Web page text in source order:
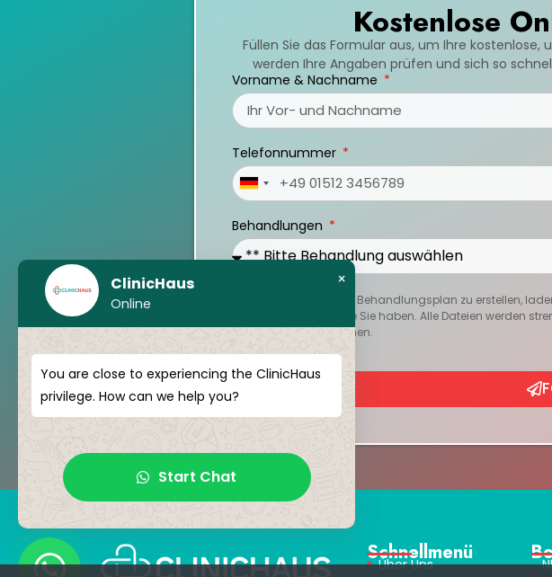
Kostenlose
Füllen Sie das Formular aus, um Ihre
werden Ihre Angaben prüfen und sich so
Vorname & Nachname
Telefonnummer
Germany
Behandlungen
Um Ihren persönlichen Behandlungsplan zu erstellen,
oder Berichte hoch, die Sie haben. Alle Dateien werden
Reise besser zu verstehen.
Schnellmenü
Über Uns
ClinicHaus
Online
×
You are close to experiencing the ClinicHaus
privilege. How can we help you?
Start Chat